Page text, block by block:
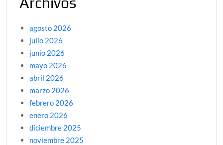
agosto 2026
julio 2026
junio 2026
mayo 2026
abril 2026
marzo 2026
febrero 2026
enero 2026
diciembre 2025
noviembre 2025